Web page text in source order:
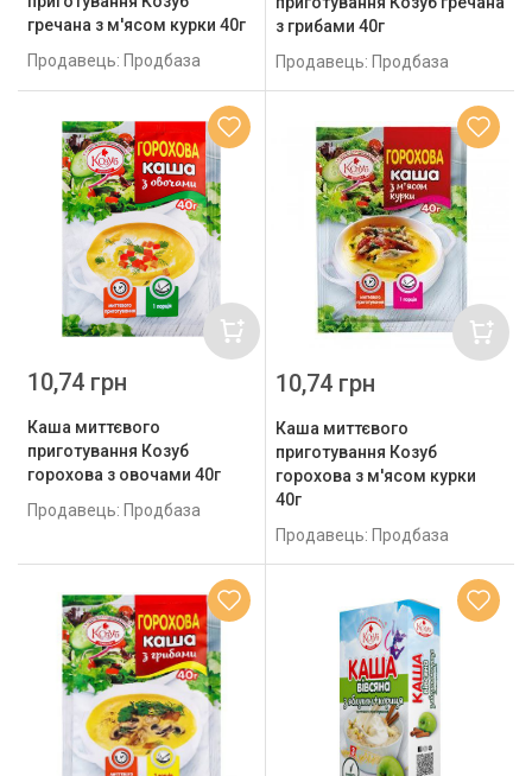
гречана з м'ясом курки 40г
Продавець: Продбаза
з грибами 40г
Продавець: Продбаза
Каша миттєвого
приготування Козуб
горохова з овочами 40г
Продавець: Продбаза
10,74 грн
Каша миттєвого
приготування Козуб
горохова з м'ясом курки
40г
Продавець: Продбаза
10,74 грн